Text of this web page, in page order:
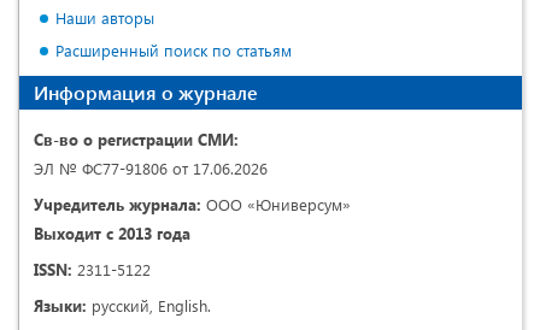
Наши авторы
Расширенный поиск по статьям
Информация о журнале
Св-во о регистрации СМИ:
ЭЛ № ФС77-91806 от 17.06.2026
Учредитель журнала: ООО «Юниверсум»
Выходит с 2013 года
ISSN: 2311-5122
Языки: русский, English.